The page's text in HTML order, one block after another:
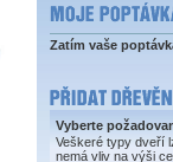
Zatím vaše
Vyberte
Veškeré typy dveří
nemá vliv na výši